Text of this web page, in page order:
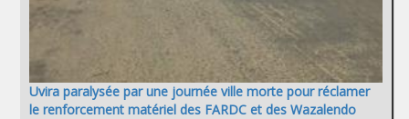
Uvira paralysée par une journée ville morte pour réclamer
le renforcement matériel des FARDC et des Wazalendo